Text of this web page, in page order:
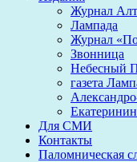
Журнал
Лампада
Журнал
Звонница
Небесный
газета
Для СМИ
Контакты
Паломническая